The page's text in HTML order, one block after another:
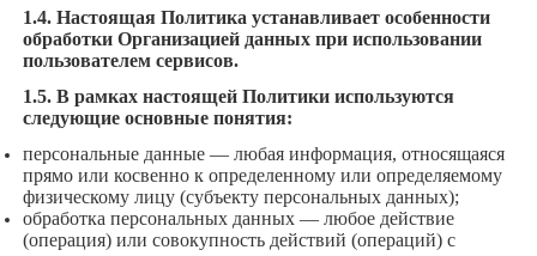
1.4. Настоящая Политика устанавливает особенности
обработки Организацией данных при использовании
пользователем сервисов.
1.5. В рамках настоящей Политики используются
следующие основные понятия:
персональные данные — любая информация, относящаяся
прямо или косвенно к определенному или определяемому
физическому лицу (субъекту персональных данных);
обработка персональных данных — любое действие
(операция) или совокупность действий (операций) с